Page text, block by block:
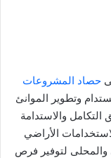
حصاد المشروعات
وتطوير الموانئ
التكامل والاستدامة
الأراضي
والمحلى لتوفير فرص